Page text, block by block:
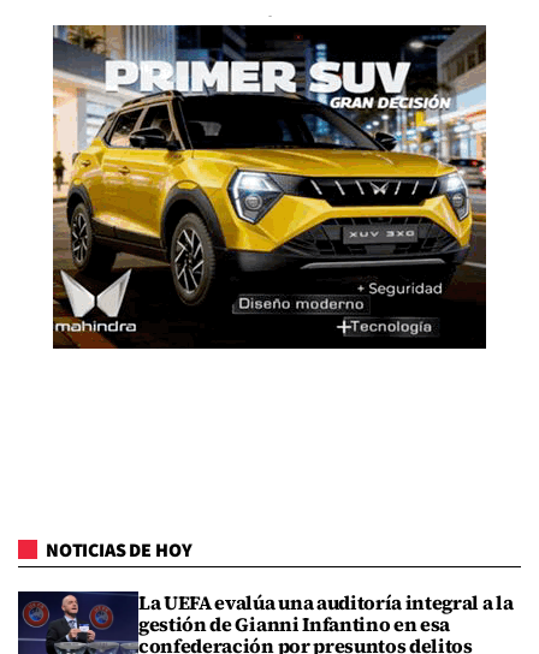
NOTICIAS DE HOY
La UEFA evalúa una auditoría integral a la
gestión de Gianni Infantino en esa
confederación por presuntos delitos